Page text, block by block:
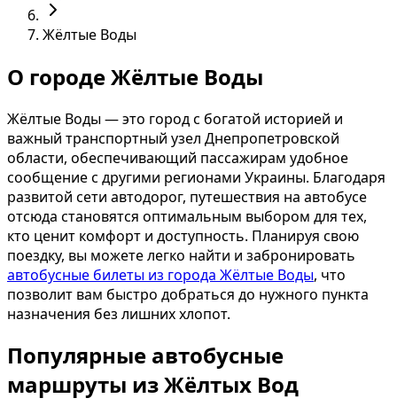
Жёлтые Воды
О городе Жёлтые Воды
Жёлтые Воды — это город с богатой историей и
важный транспортный узел Днепропетровской
области, обеспечивающий пассажирам удобное
сообщение с другими регионами Украины. Благодаря
развитой сети автодорог, путешествия на автобусе
отсюда становятся оптимальным выбором для тех,
кто ценит комфорт и доступность. Планируя свою
поездку, вы можете легко найти и забронировать
автобусные билеты из города Жёлтые Воды, что
позволит вам быстро добраться до нужного пункта
назначения без лишних хлопот.
Популярные автобусные
маршруты из Жёлтых Вод